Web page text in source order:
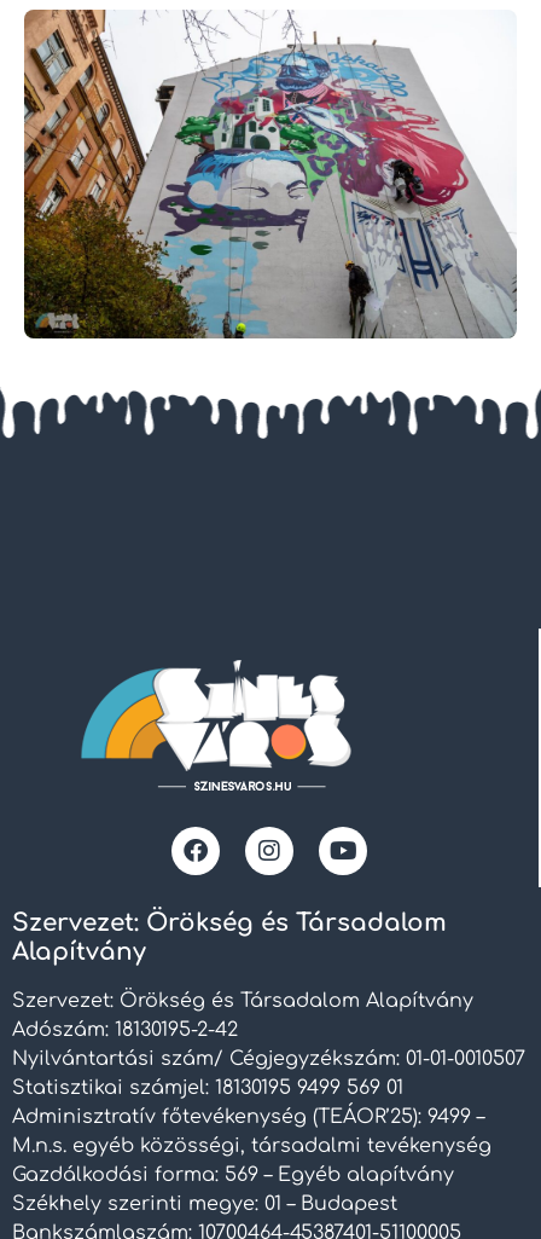
Szervezet: Örökség és Társadalom
Alapítvány
Szervezet: Örökség és Társadalom Alapítvány
Adószám: 18130195-2-42
Nyilvántartási szám/ Cégjegyzékszám: 01-01-0010507
Statisztikai számjel: 18130195 9499 569 01
Adminisztratív főtevékenység (TEÁOR’25): 9499 –
M.n.s. egyéb közösségi, társadalmi tevékenység
Gazdálkodási forma: 569 – Egyéb alapítvány
Székhely szerinti megye: 01 – Budapest
Bankszámlaszám: 10700464-45387401-51100005